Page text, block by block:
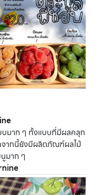
บมาก ๆ ทั้งแบบที่มีผลคลุก
จากนี้ยังมีผลิตภัณฑ์ผลไม้
มาก ๆ